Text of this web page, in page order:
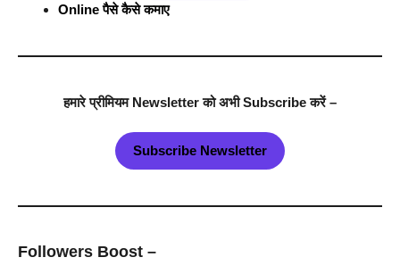
Online पैसे कैसे कमाए
हमारे प्रीमियम Newsletter को अभी Subscribe करें –
Subscribe Newsletter
Followers Boost –